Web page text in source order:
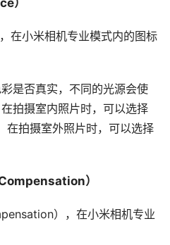
在小米相机专业模式内的图标
是否真实，不同的光源会使
拍摄室内照片时，可以选择
在拍摄室外照片时，可以选择
）
），在小米相机专业